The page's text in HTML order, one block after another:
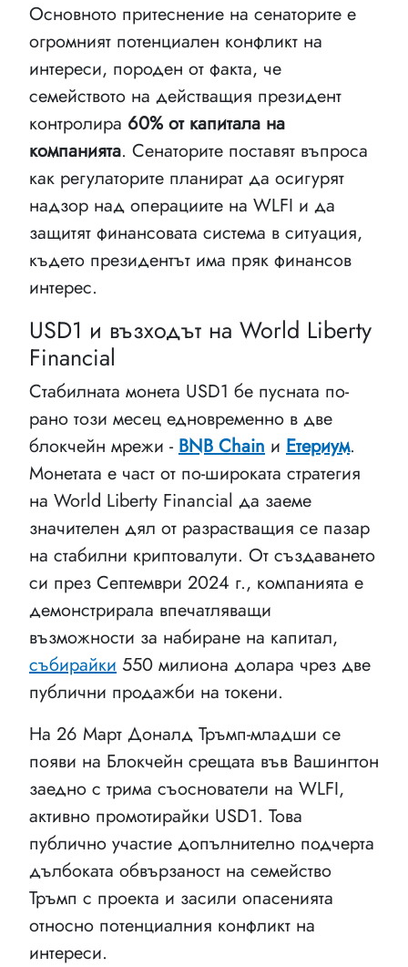
Основното притеснение на сенаторите е
огромният потенциален конфликт на
интереси, породен от факта, че
семейството на действащия президент
контролира 60% от капитала на
компанията. Сенаторите поставят въпроса
как регулаторите планират да осигурят
надзор над операциите на WLFI и да
защитят финансовата система в ситуация,
където президентът има пряк финансов
интерес.
USD1 и възходът на World Liberty
Financial
Стабилната монета USD1 бе пусната по-
рано този месец едновременно в две
блокчейн мрежи - BNB Chain и Етериум.
Монетата е част от по-широката стратегия
на World Liberty Financial да заеме
значителен дял от разрастващия се пазар
на стабилни криптовалути. От създаването
си през Септември 2024 г., компанията е
демонстрирала впечатляващи
възможности за набиране на капитал,
събирайки 550 милиона долара чрез две
публични продажби на токени.
На 26 Март Доналд Тръмп-младши се
появи на Блокчейн срещата във Вашингтон
заедно с трима съоснователи на WLFI,
активно промотирайки USD1. Това
публично участие допълнително подчерта
дълбоката обвързаност на семейство
Тръмп с проекта и засили опасенията
относно потенциалния конфликт на
интереси.